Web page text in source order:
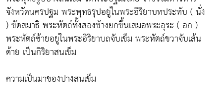
จังหวัดนครปฐม พระพุทธรุปอยู่ในพระอิริยาบทประทับ ( นั่ง
) ขัดสมาธิ พระหัตถ์ทั้งสองข้างยกขึ้นเสมอพระอุระ ( อก )
พระหัตถ์ซ้ายอยู่ในพระอิริยาบถจับเข็ม พระหัตถ์ขวาจับเส้น
ด้าย เป็นกิริยาสนเข็ม
ความเป็นมาของปางสนเข็ม